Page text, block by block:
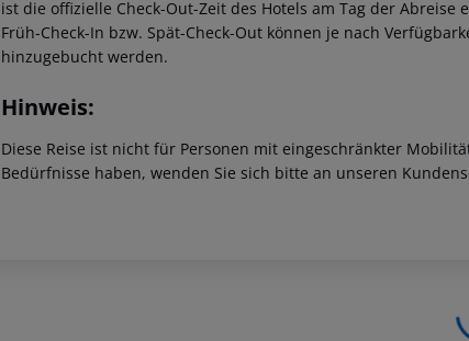
ist die offizielle Check-Out-Zeit des Hotels am Tag der
Früh-Check-In bzw. Spät-Check-Out können je nach
hinzugebucht werden.
Hinweis:
Diese Reise ist nicht für Personen mit eingeschränkter
Bedürfnisse haben, wenden Sie sich bitte an unseren